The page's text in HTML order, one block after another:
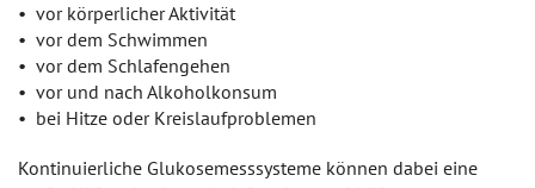
vor körperlicher Aktivität
vor dem Schwimmen
vor dem Schlafengehen
vor und nach Alkoholkonsum
bei Hitze oder Kreislaufproblemen
Kontinuierliche Glukosemesssysteme können dabei eine